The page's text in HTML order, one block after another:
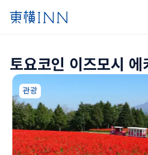
토요코인 이즈모시
관광